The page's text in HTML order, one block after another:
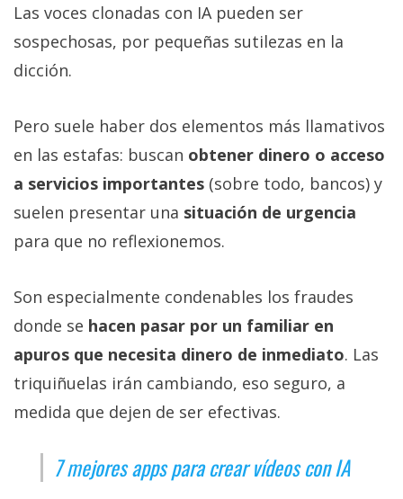
Las voces clonadas con IA pueden ser
sospechosas, por pequeñas sutilezas en la
dicción.
Pero suele haber dos elementos más llamativos
en las estafas: buscan obtener dinero o acceso
a servicios importantes (sobre todo, bancos) y
suelen presentar una situación de urgencia
para que no reflexionemos.
Son especialmente condenables los fraudes
donde se hacen pasar por un familiar en
apuros que necesita dinero de inmediato. Las
triquiñuelas irán cambiando, eso seguro, a
medida que dejen de ser efectivas.
7 mejores apps para crear vídeos con IA